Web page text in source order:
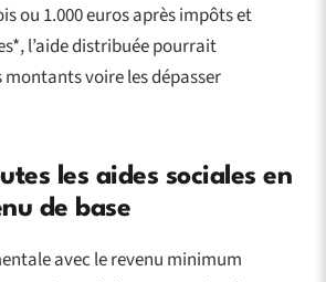
ou 1.000 euros après impôts et
l’aide distribuée pourrait
montants voire les dépasser
les aides sociales en
de base
avec le revenu minimum